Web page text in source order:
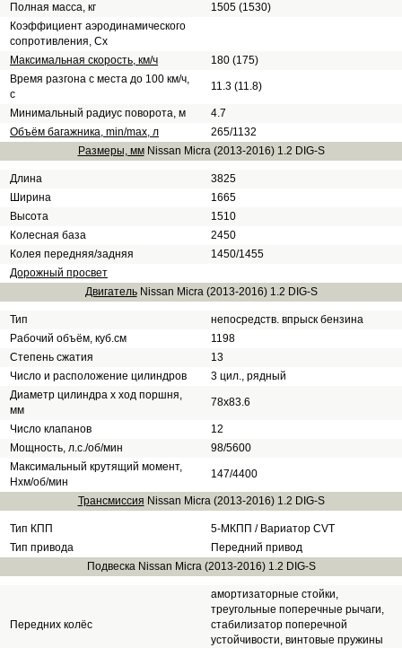
Полная масса, кг
1505 (1530)
Коэффициент аэродинамического
сопротивления, Сх
Максимальная скорость, км/ч
180 (175)
Время разгона с места до 100 км/ч,
с
11.3 (11.8)
Минимальный радиус поворота, м
4.7
Объём багажника, min/max, л
265/1132
Размеры, ммNissan Micra (2013-2016) 1.2 DIG-S
Длина
3825
Ширина
1665
Высота
1510
Колесная база
2450
Колея передняя/задняя
1450/1455
Дорожный просвет
ДвигательNissan Micra (2013-2016) 1.2 DIG-S
Тип
непосредств. впрыск бензина
Рабочий объём, куб.см
1198
Степень сжатия
13
Число и расположение цилиндров
3 цил., рядный
Диаметр цилиндра х ход поршня,
мм
78x83.6
Число клапанов
12
Мощность, л.с./об/мин
98/5600
Максимальный крутящий момент,
Нхм/об/мин
147/4400
Трансмиссия Nissan Micra (2013-2016) 1.2 DIG-S
Тип КПП
5-МКПП / Вариатор CVT
Тип привода
Передний привод
Подвеска Nissan Micra (2013-2016) 1.2 DIG-S
Передних колёс
амортизаторные стойки,
треугольные поперечные рычаги,
стабилизатор поперечной
устойчивости, винтовые пружины